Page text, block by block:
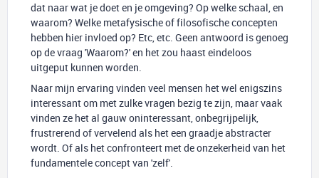
dat naar wat je doet en je omgeving? Op welke schaal, en
waarom? Welke metafysische of filosofische concepten
hebben hier invloed op? Etc, etc. Geen antwoord is genoeg
op de vraag 'Waarom?' en het zou haast eindeloos
uitgeput kunnen worden.
Naar mijn ervaring vinden veel mensen het wel enigszins
interessant om met zulke vragen bezig te zijn, maar vaak
vinden ze het al gauw oninteressant, onbegrijpelijk,
frustrerend of vervelend als het een graadje abstracter
wordt. Of als het confronteert met de onzekerheid van het
fundamentele concept van 'zelf'.